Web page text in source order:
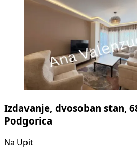
Izdavanje, dvosoban stan,
Podgorica
Na Upit